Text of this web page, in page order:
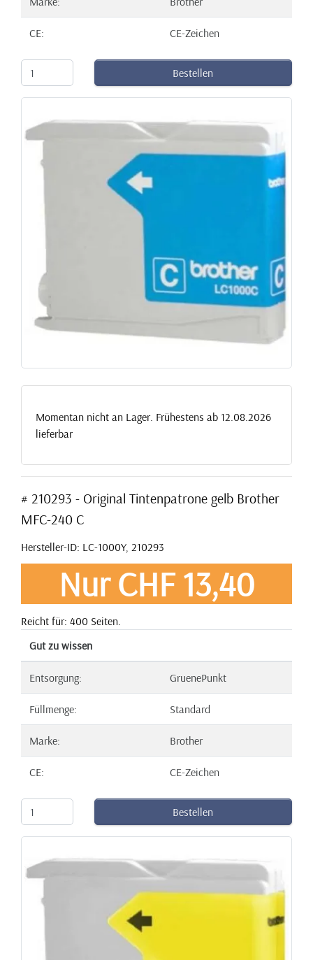
CE: CE-Zeichen
Bestellen
Momentan nicht an Lager. Frühestens ab 12.08.2026
lieferbar
# 210293 - Original Tintenpatrone gelb Brother
MFC-240 C
Hersteller-ID: LC-1000Y, 210293
Nur CHF 13,40
Reicht für: 400 Seiten.
Gut zu wissen
Entsorgung: GruenePunkt
Füllmenge: Standard
Marke: Brother
CE: CE-Zeichen
Bestellen